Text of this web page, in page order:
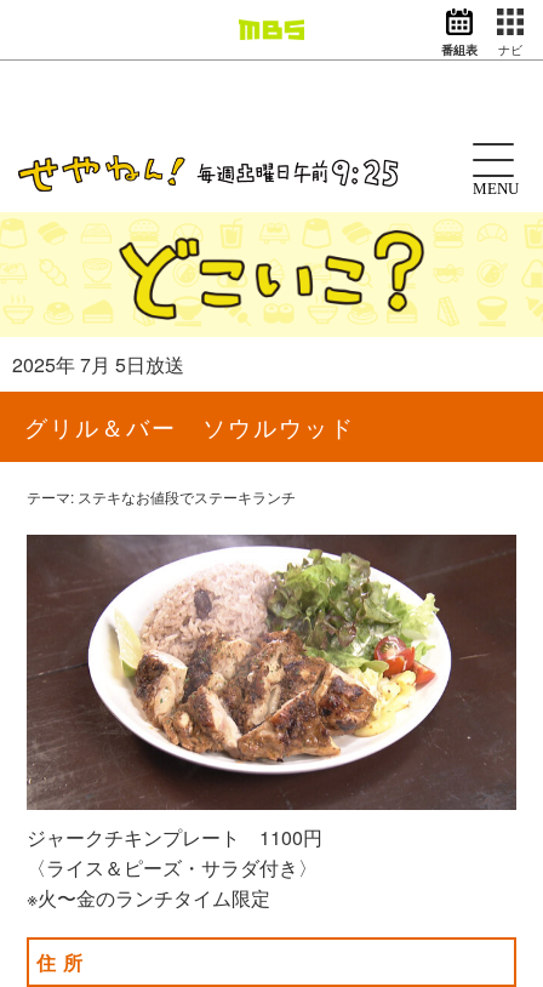
ドラマ
アニメ
動画イズム ニュース
天気・防災 イベント
映画
グッズ
番組表 ナビ
MENU
2025年 7月 5日放送
グリル＆バー ソウルウッド
テーマ: ステキなお値段でステーキランチ
ジャークチキンプレート 1100円
〈ライス＆ピーズ・サラダ付き〉
※火〜金のランチタイム限定
住所